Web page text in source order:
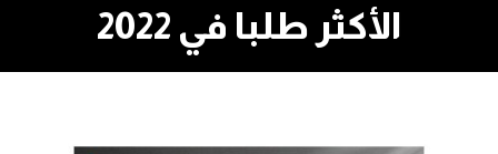
الأكثر طلبا في 2022